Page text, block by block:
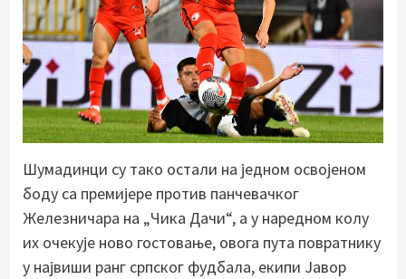
Шумадинци су тако остали на једном освојеном
боду са премијере против панчевачког
Железничара на „Чика Дачи“, а у наредном колу
их очекује ново гостовање, овога пута повратнику
у највиши ранг српског фудбала, екипи Јавор